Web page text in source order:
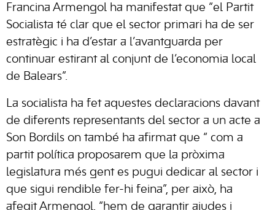
Francina Armengol ha manifestat que “el Partit
Socialista té clar que el sector primari ha de ser
estratègic i ha d’estar a l’avantguarda per
continuar estirant al conjunt de l’economia local
de Balears”.
La socialista ha fet aquestes declaracions davant
de diferents representants del sector a un acte a
Son Bordils on també ha afirmat que “ com a
partit política proposarem que la pròxima
legislatura més gent es pugui dedicar al sector i
que sigui rendible fer-hi feina”, per això, ha
afegit Armengol, “hem de garantir ajudes i